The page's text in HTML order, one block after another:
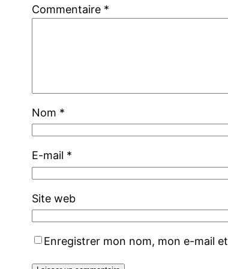
Commentaire *
Nom *
E-mail *
Site web
Enregistrer mon nom, mon e-mail